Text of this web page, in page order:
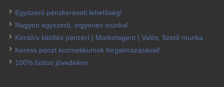
Egyszerű pénzkereseti lehetőség!
Nagyon egyszerű, ingyenes munka!
Kérdőív kitöltés pénzért | Marketagent | Valós, fizető munka
Keress pénzt kozmetikumok forgalmazásával!
100% biztos jövedelem